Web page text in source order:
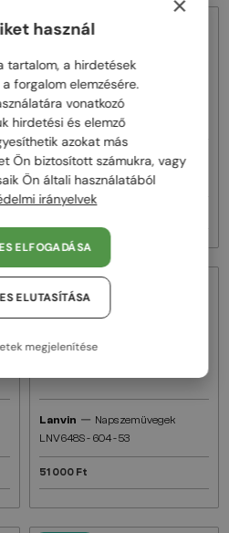
48/72
Lanvin— Napszemüvegek
LNV652S - 001 - 55
48/72
Lanvin — Napszemüvegek
LNV648S - 604 - 53
51 000 Ft
használ
tartalom, a hirdetések
forgalom elemzésére.
vonatkozó
hirdetési és elemző
azokat más
Ön biztosított számukra, vagy
Ön általi használatából
irányelvek
ELFOGADÁSA
ELUTASÍTÁSA
megjelenítése